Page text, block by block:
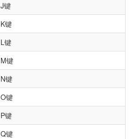
J键
K键
L键
M键
N键
O键
P键
Q键